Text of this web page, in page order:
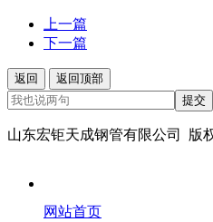
上一篇
下一篇
返回
返回顶部
提交
山东宏钜天成钢管有限公司 版
网站首页